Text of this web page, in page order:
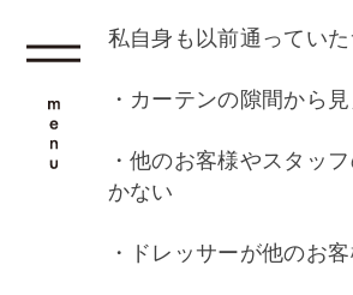
私自身も以前通っていた
・カーテンの隙間から
・他のお客様やスタッ
かない
・ドレッサーが他のお